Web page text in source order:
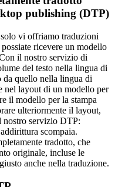
publishing (DTP)
vi offriamo traduzioni
ricevere un modello
il nostro servizio di
del testo nella lingua di
da quello nella lingua di
nel layout di un modello per
il modello per la stampa
ulteriormente il layout,
nostro servizio DTP:
scompaia.
tradotto, che
originale, incluse le
anche nella traduzione.